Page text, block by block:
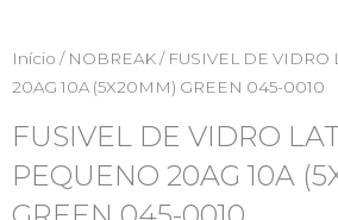
Início / NOBREAK/ FUSIVEL DE VIDRO
20AG 10A (5X20MM) GREEN 045-0010
FUSIVEL DE VIDRO
PEQUENO 20AG 10A